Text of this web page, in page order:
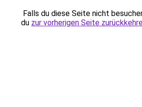
Falls du diese Seite nicht
du zur vorherigen Seite